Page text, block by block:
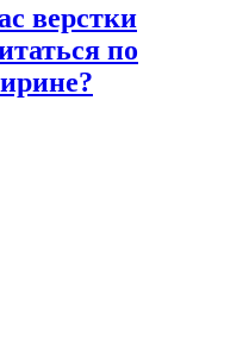
верстки
по